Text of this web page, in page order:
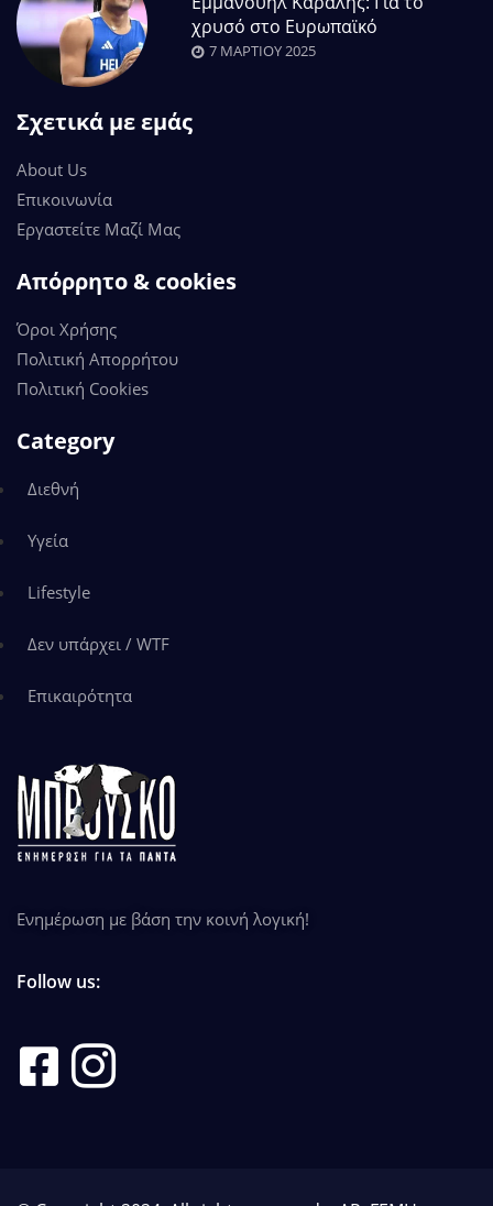
χρυσό στο Ευρωπαϊκό
7 ΜΑΡΤΊΟΥ 2025
Σχετικά με εμάς
About Us
Επικοινωνία
Εργαστείτε Μαζί Μας
Απόρρητο & cookies
Όροι Χρήσης
Πολιτική Απορρήτου
Πολιτική Cookies
Category
Διεθνή
Υγεία
Lifestyle
Δεν υπάρχει / WTF
Επικαιρότητα
Ενημέρωση με βάση την κοινή λογική!
Follow us: